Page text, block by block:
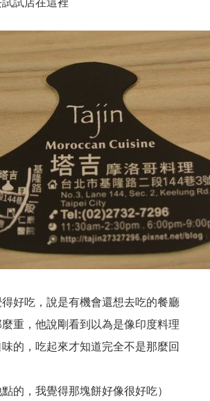
好吃，說是有機會還想去吃的餐廳
重，他說剛看到以為是像印度料理
的，吃起來才知道完全不是那麼回
點的，我覺得那塊餅好像很好吃）